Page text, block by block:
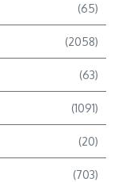
(65)
(2058)
(63)
(1091)
(20)
(703)